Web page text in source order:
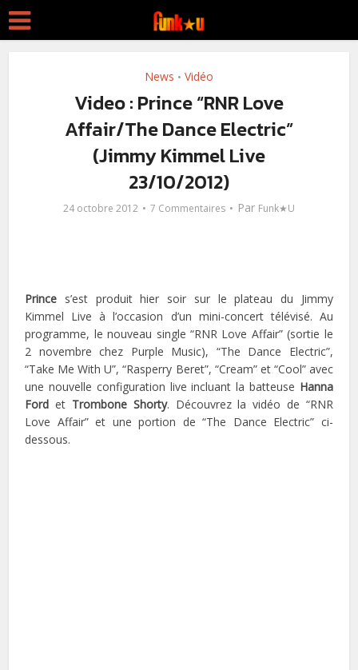
News • Vidéo
Video : Prince “RNR Love
Affair/The Dance Electric”
(Jimmy Kimmel Live
23/10/2012)
24 octobre 2012 7 Commentaires Par Funk★U
Prince s’est produit hier soir sur le plateau du Jimmy
Kimmel Live à l’occasion d’un mini-concert télévisé. Au
programme, le nouveau single “RNR Love Affair” (sortie le
2 novembre chez Purple Music), “The Dance Electric”,
“Take Me With U”, “Rasperry Beret”, “Cream” et “Cool” avec
une nouvelle configuration live incluant la batteuse Hanna
Ford et Trombone Shorty. Découvrez la vidéo de “RNR
Love Affair” et une portion de “The Dance Electric” ci-
dessous.